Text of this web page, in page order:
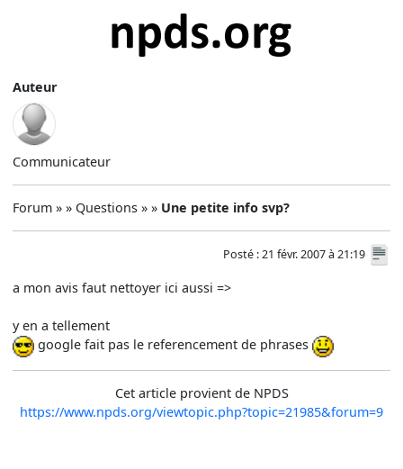
Auteur
Communicateur
Forum » » Questions » » Une petite info svp?
Posté : 21 févr. 2007 à 21:19
a mon avis faut nettoyer ici aussi =>
y en a tellement
google fait pas le referencement de phrases
Cet article provient de NPDS
https://www.npds.org/viewtopic.php?topic=21985&forum=9